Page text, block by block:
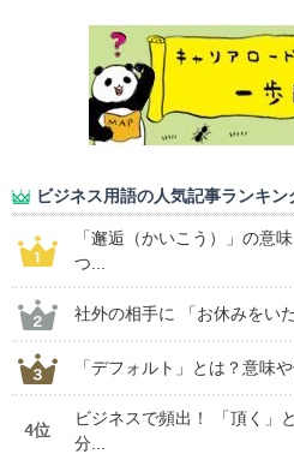
ビジネス用語の人気記事ランキン
「邂逅（かいこう）」の意
つ...
社外の相手に 「お休みをい
「デフォルト」とは？意味
4位
ビジネスで頻出！ 「頂く」
分...